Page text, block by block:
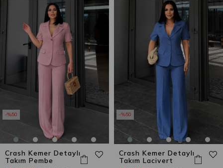
Crash Kemer Detaylı
Takım Pembe
%50
Crash Kemer Detaylı
Takım Lacivert
%50